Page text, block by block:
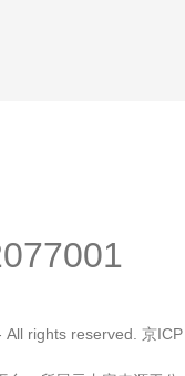
All rights reserved. 京ICP